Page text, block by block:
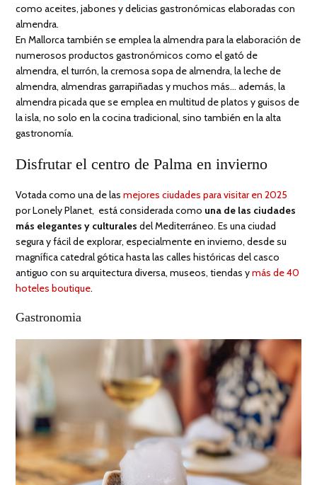
como aceites, jabones y delicias gastronómicas elaboradas con
almendra.
En Mallorca también se emplea la almendra para la elaboración de
numerosos productos gastronómicos como el gató de
almendra, el turrón, la cremosa sopa de almendra, la leche de
almendra, almendras garrapiñadas y muchos más… además, la
almendra picada que se emplea en multitud de platos y guisos de
la isla, no solo en la cocina tradicional, sino también en la alta
gastronomía.
Disfrutar el centro de Palma en invierno
Votada como una de lasmejores ciudades para visitar en 2025
por Lonely Planet, está considerada como una de las ciudades
más elegantes y culturales del Mediterráneo. Es una ciudad
segura y fácil de explorar, especialmente en invierno, desde su
magnífica catedral gótica hasta las calles históricas del casco
antiguo con su arquitectura diversa, museos, tiendas ymás de 40
hoteles boutique.
Gastronomia